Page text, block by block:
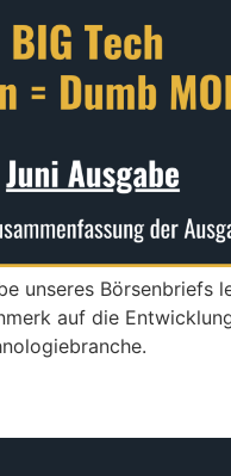
unseres Börsenbriefs
auf die